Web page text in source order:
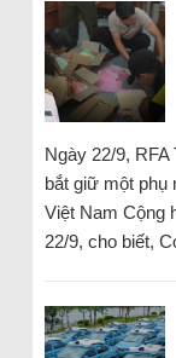
Ngày 22/9, RFA
bắt giữ một
Việt Nam Cộng
22/9, cho biết,